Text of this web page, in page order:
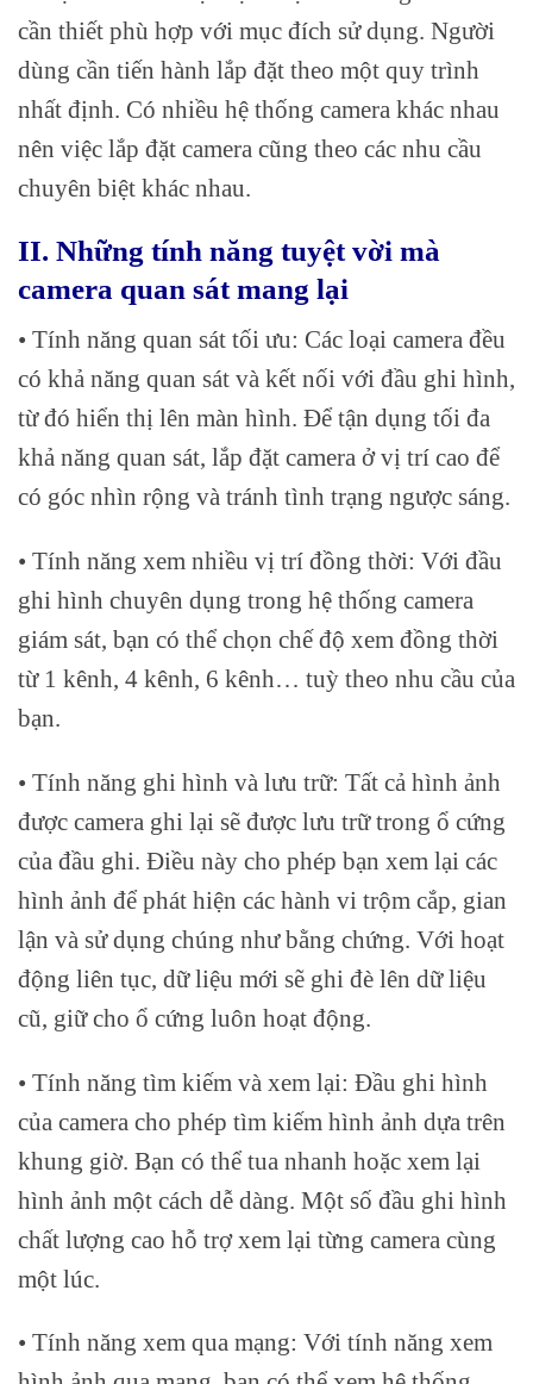
cần thiết phù hợp với mục đích sử dụng. Người
dùng cần tiến hành lắp đặt theo một quy trình
nhất định. Có nhiều hệ thống camera khác nhau
nên việc lắp đặt camera cũng theo các nhu cầu
chuyên biệt khác nhau.
II. Những tính năng tuyệt vời mà
camera quan sát mang lại
• Tính năng quan sát tối ưu: Các loại camera đều
có khả năng quan sát và kết nối với đầu ghi hình,
từ đó hiển thị lên màn hình. Để tận dụng tối đa
khả năng quan sát, lắp đặt camera ở vị trí cao để
có góc nhìn rộng và tránh tình trạng ngược sáng.
• Tính năng xem nhiều vị trí đồng thời: Với đầu
ghi hình chuyên dụng trong hệ thống camera
giám sát, bạn có thể chọn chế độ xem đồng thời
từ 1 kênh, 4 kênh, 6 kênh… tuỳ theo nhu cầu của
bạn.
• Tính năng ghi hình và lưu trữ: Tất cả hình ảnh
được camera ghi lại sẽ được lưu trữ trong ổ cứng
của đầu ghi. Điều này cho phép bạn xem lại các
hình ảnh để phát hiện các hành vi trộm cắp, gian
lận và sử dụng chúng như bằng chứng. Với hoạt
động liên tục, dữ liệu mới sẽ ghi đè lên dữ liệu
cũ, giữ cho ổ cứng luôn hoạt động.
• Tính năng tìm kiếm và xem lại: Đầu ghi hình
của camera cho phép tìm kiếm hình ảnh dựa trên
khung giờ. Bạn có thể tua nhanh hoặc xem lại
hình ảnh một cách dễ dàng. Một số đầu ghi hình
chất lượng cao hỗ trợ xem lại từng camera cùng
một lúc.
• Tính năng xem qua mạng: Với tính năng xem